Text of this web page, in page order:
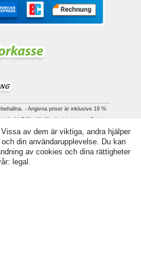
- Angivna priser är inklusive 19 %
| Gäller för försändelser inom Sverige
Kontakta
av dem är viktiga, andra hjälper
din användarupplevelse. Du kan
av cookies och dina rättigheter
legal.